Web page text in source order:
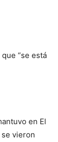
“se está
en El
vieron